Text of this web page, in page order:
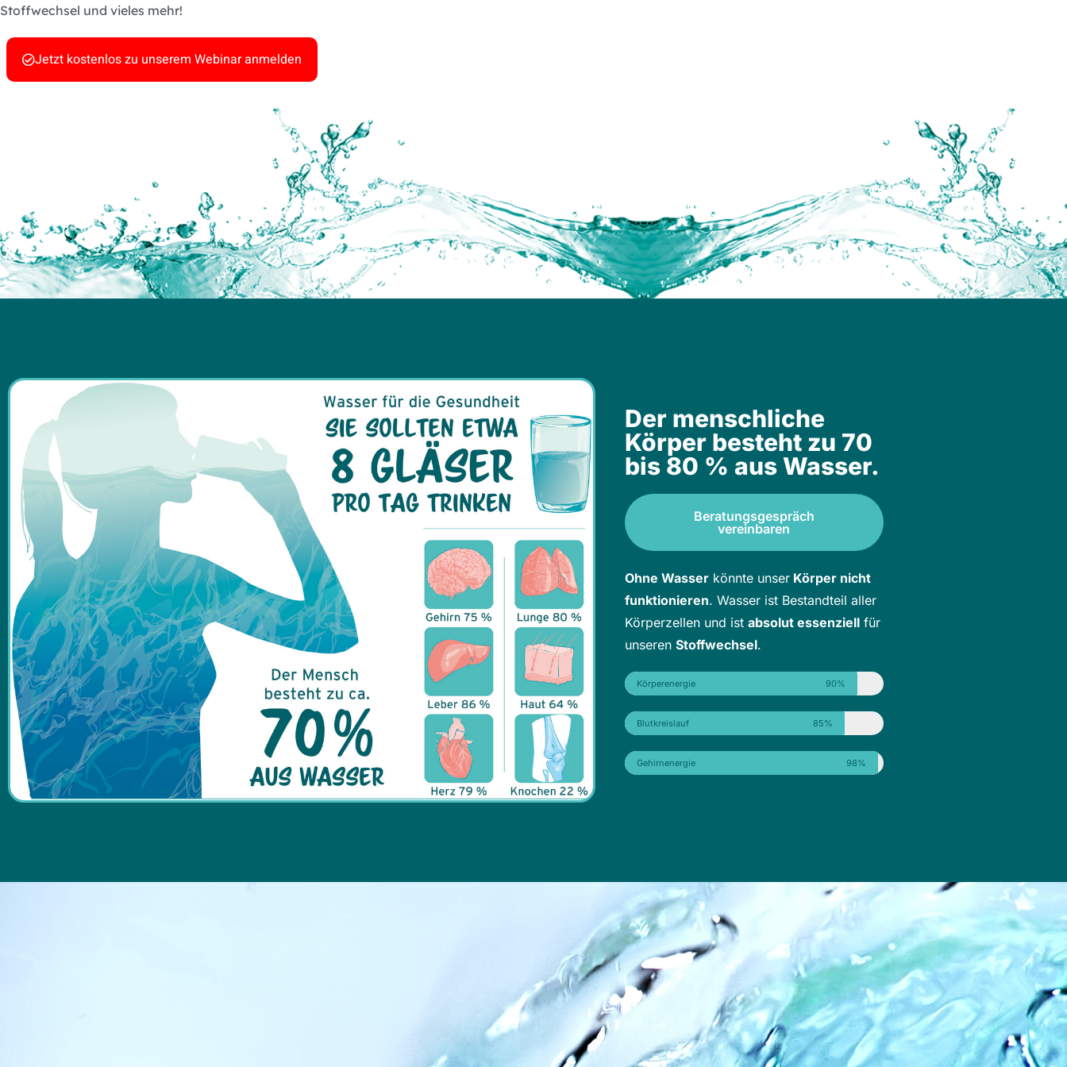
Stoffwechsel und vieles mehr!
Jetzt kostenlos zu unserem Webinar anmelden
Der menschliche
Körper besteht zu 70
bis 80 % aus Wasser.
Beratungsgespräch
vereinbaren
Ohne Wasserkönnte unserKörper nicht
funktionieren. Wasser ist Bestandteil aller
Körperzellen und ist absolut essenziellfür
unseren Stoffwechsel.
Körperenergie 90%
Blutkreislauf 85%
Gehirnenergie 98%